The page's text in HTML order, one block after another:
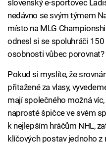
slovenský e-sportovec
nedávno se svým týmem
místo na MLG
odnesl si se spoluhráči
osobnosti vůbec porovnat?
Pokud si myslíte, že
přitažené za vlasy,
mají společného možná
naprosté špičce ve svém
k nejlepším hráčům NHL,
klíčových postav jednoho